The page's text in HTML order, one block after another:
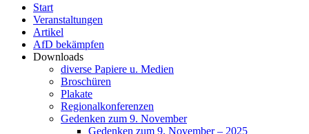
Start
Veranstaltungen
Artikel
AfD bekämpfen
Downloads
diverse Papiere u. Medien
Broschüren
Plakate
Regionalkonferenzen
Gedenken zum 9. November
Gedenken zum 9. November – 2025